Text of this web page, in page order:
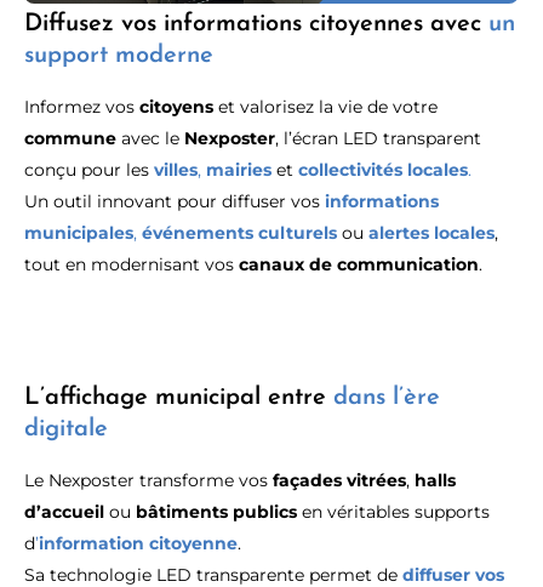
Diffusez vos informations citoyennes avec un
support moderne
Informez vos citoyens et valorisez la vie de votre
commune avec le Nexposter, l’écran LED transparent
conçu pour les villes, mairies et collectivités locales.
Un outil innovant pour diffuser vos informations
municipales, événements culturels ou alertes locales,
tout en modernisant vos canaux de communication.
L’affichage municipal entre dans l’ère
digitale
Le Nexposter transforme vos façades vitrées, halls
d’accueil ou bâtiments publics en véritables supports
d’information citoyenne.
Sa technologie LED transparente permet de diffuser vos